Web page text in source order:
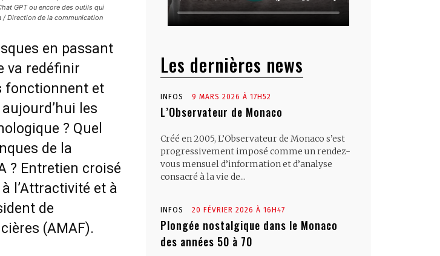
GPT ou encore des outils qui
/ Direction de la communication
en passant
va redéfinir
fonctionnent et
les
? Quel
de la
? Entretien croisé
l’Attractivité et à
de
(AMAF).
Les dernières news
INFOS 9 MARS 2026 À 17H52
L’Observateur de Monaco
Créé en 2005, L’Observateur de Monaco s’est
progressivement imposé comme un rendez-
vous mensuel d’information et d’analyse
consacré à la vie de...
INFOS 20 FÉVRIER 2026 À 16H47
Plongée nostalgique dans le Monaco
des années 50 à 70